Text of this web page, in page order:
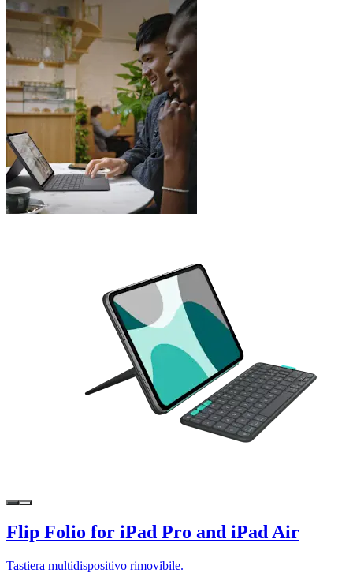
Flip Folio for iPad Pro and iPad Air
Tastiera multidispositivo rimovibile.